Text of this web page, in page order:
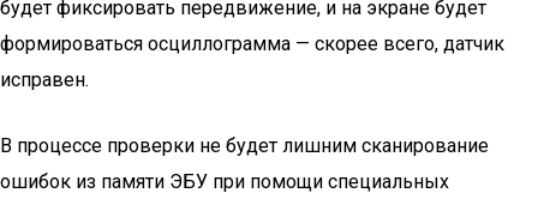
будет фиксировать передвижение, и на экране будет
формироваться осциллограмма — скорее всего, датчик
исправен.
В процессе проверки не будет лишним сканирование
ошибок из памяти ЭБУ при помощи специальных